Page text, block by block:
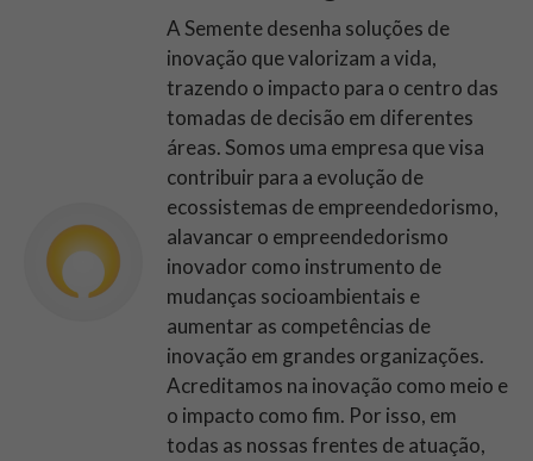
A Semente desenha soluções de
inovação que valorizam a vida,
trazendo o impacto para o centro das
tomadas de decisão em diferentes
áreas. Somos uma empresa que visa
contribuir para a evolução de
ecossistemas de empreendedorismo,
alavancar o empreendedorismo
inovador como instrumento de
mudanças socioambientais e
aumentar as competências de
inovação em grandes organizações.
Acreditamos na inovação como meio e
o impacto como fim. Por isso, em
todas as nossas frentes de atuação,